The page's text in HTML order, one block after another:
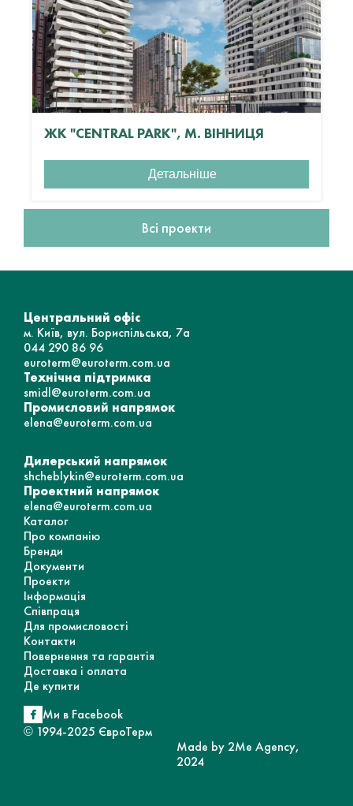
ЖК "CENTRAL PARK", М. ВІННИЦЯ
Детальніше
Всі проекти
Центральний офіс
м. Київ, вул. Бориспільська, 7а
044 290 86 96
euroterm@euroterm.com.ua
Технічна підтримка
smidl@euroterm.com.ua
Промисловий напрямок
elena@euroterm.com.ua
Дилерський напрямок
shcheblykin@euroterm.com.ua
Проектний напрямок
elena@euroterm.com.ua
Каталог
Про компанію
Бренди
Документи
Проекти
Інформація
Співпраця
Для промисловості
Контакти
Повернення та гарантія
Доставка і оплата
Де купити
Ми в Facebook
© 1994-2025 ЄвроТерм
Made by 2Me Agency,
2024